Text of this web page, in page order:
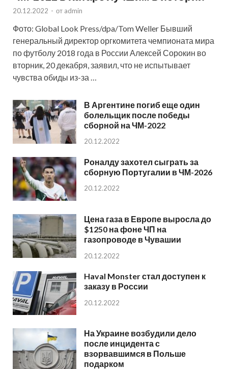
20.12.2022 - от admin
Фото: Global Look Press/dpa/Tom Weller Бывший
генеральный директор оргкомитета чемпионата мира
по футболу 2018 года в России Алексей Сорокин во
вторник, 20 декабря, заявил, что не испытывает
чувства обиды из-за …
В Аргентине погиб еще один
болельщик после победы
сборной на ЧМ-2022
20.12.2022
Роналду захотел сыграть за
сборную Португалии в ЧМ-2026
20.12.2022
Цена газа в Европе выросла до
$1250 на фоне ЧП на
газопроводе в Чувашии
20.12.2022
Haval Monster стал доступен к
заказу в России
20.12.2022
На Украине возбудили дело
после инцидента с
взорвавшимся в Польше
подарком